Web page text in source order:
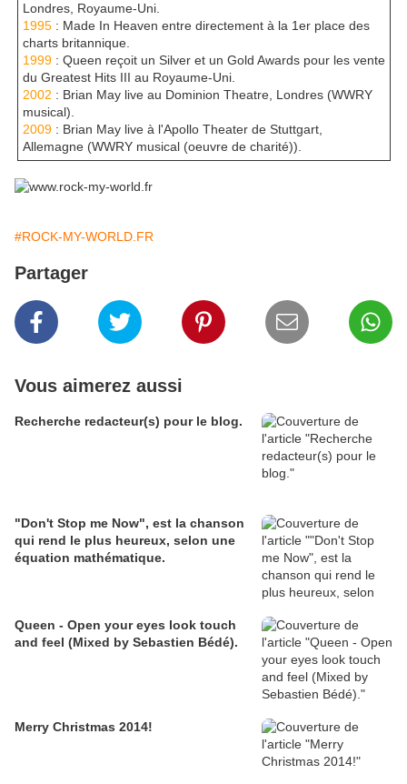
Londres, Royaume-Uni.
1995: Made In Heaven entre directement à la 1er place des
charts britannique.
1999: Queen reçoit un Silver et un Gold Awards pour les vente
du Greatest Hits III au Royaume-Uni.
2002 : Brian May live au Dominion Theatre, Londres (WWRY
musical).
2009: Brian May live à l'Apollo Theater de Stuttgart,
Allemagne (WWRY musical (oeuvre de charité)).
#ROCK-MY-WORLD.FR
Partager
Vous aimerez aussi
Recherche redacteur(s) pour le blog.
"Don't Stop me Now", est la chanson
qui rend le plus heureux, selon une
équation mathématique.
Queen - Open your eyes look touch
and feel (Mixed by Sebastien Bédé).
Merry Christmas 2014!